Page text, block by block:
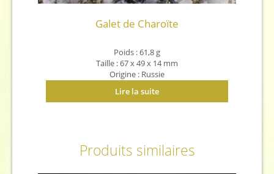
Galet de Charoïte
Poids : 61,8 g
Taille : 67 x 49 x 14 mm
Origine : Russie
Lire la suite
Produits similaires